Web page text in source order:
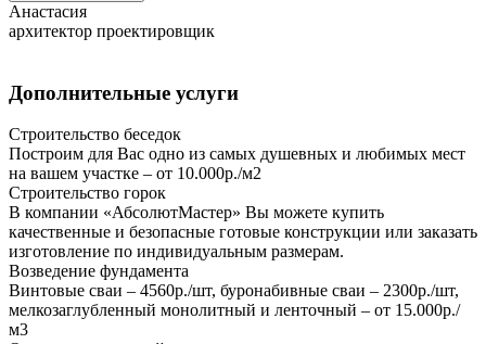
Анастасия
архитектор проектировщик
Дополнительные услуги
Строительство беседок
Построим для Вас одно из самых душевных и любимых мест
на вашем участке – от 10.000р./м2
Строительство горок
В компании «АбсолютМастер» Вы можете купить
качественные и безопасные готовые конструкции или заказать
изготовление по индивидуальным размерам.
Возведение фундамента
Винтовые сваи – 4560р./шт, буронабивные сваи – 2300р./шт,
мелкозаглубленный монолитный и ленточный – от 15.000р./
м3